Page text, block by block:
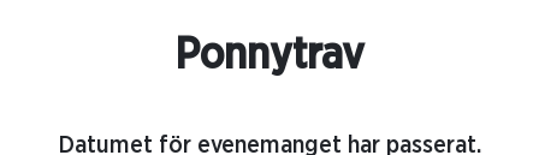
Ponnytrav
Datumet för evenemanget har passerat.